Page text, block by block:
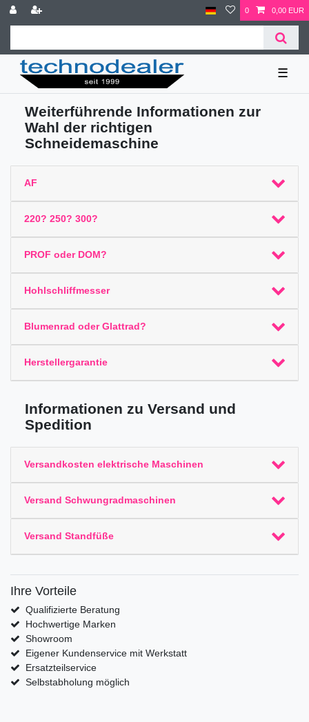
0 0,00 EUR
☰
Weiterführende Informationen zur
Wahl der richtigen
Schneidemaschine
AF
220? 250? 300?
PROF oder DOM?
Hohlschliffmesser
Blumenrad oder Glattrad?
Herstellergarantie
Informationen zu Versand und
Spedition
Versandkosten elektrische Maschinen
Versand Schwungradmaschinen
Versand Standfüße
Ihre Vorteile
Qualifizierte Beratung
Hochwertige Marken
Showroom
Eigener Kundenservice mit Werkstatt
Ersatzteilservice
Selbstabholung möglich